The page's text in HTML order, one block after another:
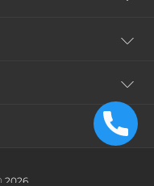
и Программаторы
2026